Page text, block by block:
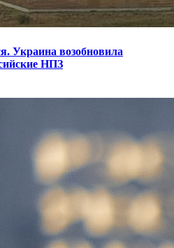
Украина возобновила
НПЗ